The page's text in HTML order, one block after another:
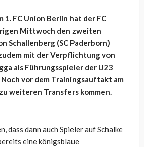
1. FC Union Berlin hat der FC
Mittwoch den zweiten
Schallenberg (SC Paderborn)
mit der Verpflichtung von
als Führungsspieler der U23
vor dem Trainingsauftakt am
weiteren Transfers kommen.
dass dann auch Spieler auf Schalke
eine königsblaue